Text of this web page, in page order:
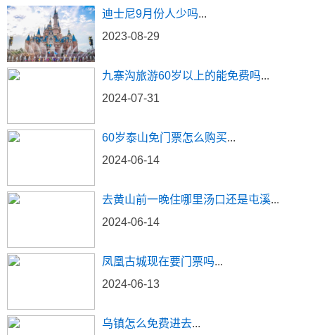
迪士尼9月份人少吗...
2023-08-29
九寨沟旅游60岁以上的能免费吗...
2024-07-31
60岁泰山免门票怎么购买...
2024-06-14
去黄山前一晚住哪里汤口还是屯溪...
2024-06-14
凤凰古城现在要门票吗...
2024-06-13
乌镇怎么免费进去...